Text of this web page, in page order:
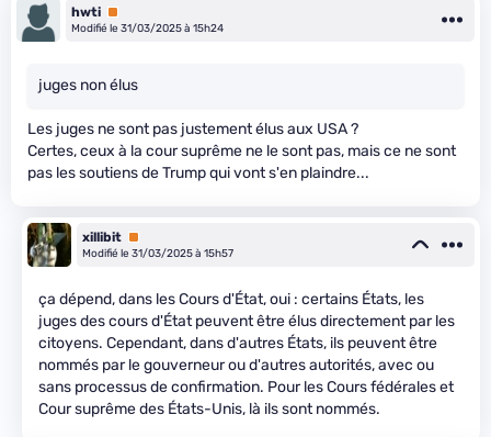
hwti Premium
Modifié le 31/03/2025 à 15h24
juges non élus
Les juges ne sont pas justement élus aux USA ?
Certes, ceux à la cour suprême ne le sont pas, mais ce ne sont
pas les soutiens de Trump qui vont s'en plaindre...
xillibit Premium
Modifié le 31/03/2025 à 15h57
ça dépend, dans les Cours d'État, oui : certains États, les
juges des cours d'État peuvent être élus directement par les
citoyens. Cependant, dans d'autres États, ils peuvent être
nommés par le gouverneur ou d'autres autorités, avec ou
sans processus de confirmation. Pour les Cours fédérales et
Cour suprême des États-Unis, là ils sont nommés.